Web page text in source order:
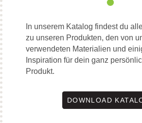
In unserem Katalog findest du
zu unseren Produkten, den von
verwendeten Materialien und
Inspiration für dein ganz
Produkt.
DOWNLOAD